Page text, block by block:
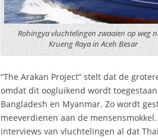
Rohingya vluchtelingen zwaaien op weg
Krueng Raya in Aceh Besar
“The Arakan Project” stelt dat de
omdat dit oogluikend wordt
Bangladesh en Myanmar. Zo wordt
meeverdienen aan de
interviews van vluchtelingen al dat